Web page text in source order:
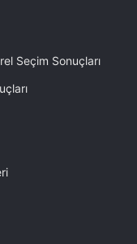
Seçim Sonuçları